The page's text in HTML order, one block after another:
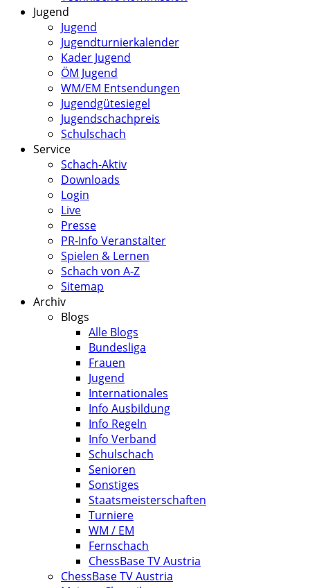
Jugend
Jugend
Jugendturnierkalender
Kader Jugend
ÖM Jugend
WM/EM Entsendungen
Jugendgütesiegel
Jugendschachpreis
Schulschach
Service
Schach-Aktiv
Downloads
Login
Live
Presse
PR-Info Veranstalter
Spielen & Lernen
Schach von A-Z
Sitemap
Archiv
Blogs
Alle Blogs
Bundesliga
Frauen
Jugend
Internationales
Info Ausbildung
Info Regeln
Info Verband
Schulschach
Senioren
Sonstiges
Staatsmeisterschaften
Turniere
WM / EM
Fernschach
ChessBase TV Austria
ChessBase TV Austria